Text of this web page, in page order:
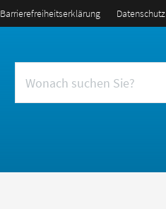
Barrierefreiheitserklärung Datenschutz